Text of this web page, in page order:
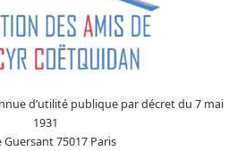
d’utilité publique par décret du 7 mai
1931
Guersant 75017 Paris